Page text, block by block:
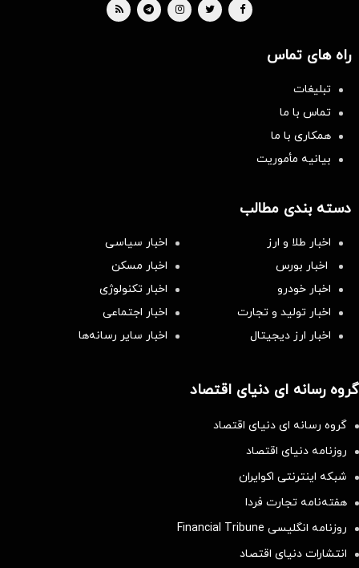
راه های تماس
تبلیغات
تماس با ما
همکاری با ما
بیانیه مأموریت
دسته بندی مطالب
اخبار طلا و ارز
اخبار سیاسی
اخبار بورس
اخبار مسکن
اخبار خودرو
اخبار تکنولوژی
اخبار تولید و تجارت
اخبار اجتماعی
اخبار ارز دیجیتال
اخبار سایر رسانه‌‌ها
گروه رسانه ای دنیای اقتصاد
گروه رسانه ای دنیای اقتصاد
روزنامه دنیای اقتصاد
شبکه اینترنتی اکوایران
هفته‌نامه تجارت فردا
روزنامه انگلیسی Financial Tribune
انتشارات دنیای اقتصاد